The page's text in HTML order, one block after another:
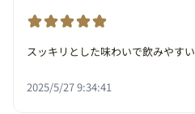
スッキリとした味わいで飲みやすい
2025/5/27 9:34:41